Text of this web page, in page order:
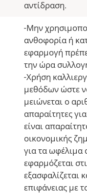
αντίδραση.
-Μην
ανθοφορία ή
εφαρμογή
την ώρα
-Χρήση
μεθόδων ώστε
μειώνεται ο
απαραίτητες
είναι
οικονομικής
για τα ωφέλιμα
εφαρμόζεται
εξασφαλίζεται
επιφάνειας με